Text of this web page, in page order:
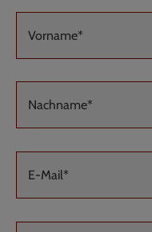
Vorname*
Nachname*
E-Mail*